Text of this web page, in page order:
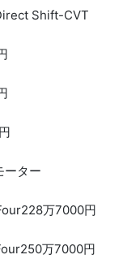
Shift-CVT
ーター
万7000円
万7000円